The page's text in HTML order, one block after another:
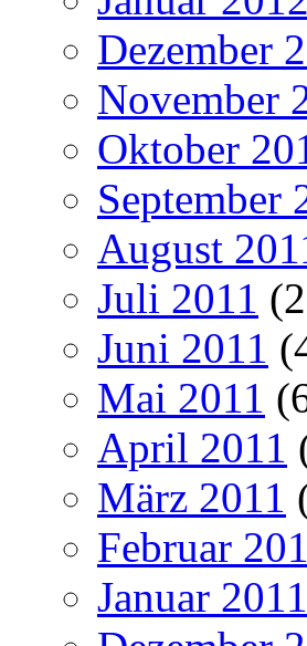
Dezember
November
Oktober
September
August
Juli 2011
Juni 2011
Mai 2011
April 2011
März 2011
Februar
Januar 2011